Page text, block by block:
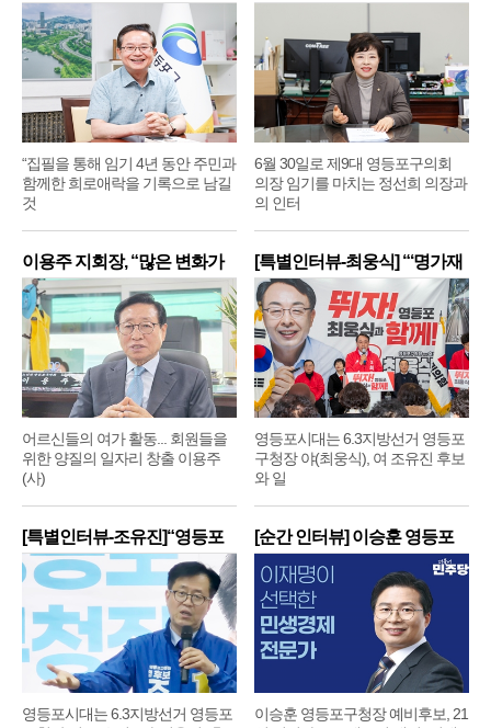
제
“집필을 통해 임기 4년 동안 주민과
함께한 희로애락을 기록으로 남길
것
6월 30일로 제9대 영등포구의회
의장 임기를 마치는 정선희 의장과
의 인터
이용주 지회장, “많은 변화가
어르신들의 여가 활동... 회원들을
위한 양질의 일자리 창출 이용주
(사)
[특별인터뷰-최웅식] “‘명가재
영등포시대는 6.3지방선거 영등포
구청장 야(최웅식), 여 조유진 후보
와 일
[특별인터뷰-조유진]“영등포
구
영등포시대는 6.3지방선거 영등포
[순간 인터뷰] 이승훈 영등포
구
이승훈 영등포구청장 예비후보, 21